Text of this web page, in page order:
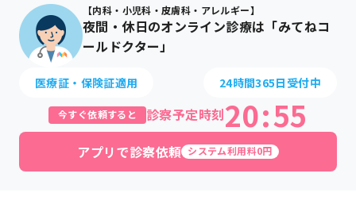
【内科・小児科・皮膚科・アレルギー】
夜間・休日のオンライン診療は「みてねコ
ールドクター」
医療証・保険証適用 24時間365日受付中
今すぐ依頼すると 診察予定時刻20:55
アプリで診察依頼 システム利用料0円